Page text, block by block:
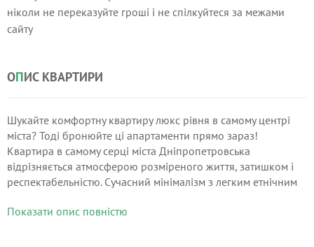
ніколи не переказуйте гроші і не спілкуйтеся за межами
сайту
ОПИС КВАРТИРИ
Шукайте комфортну квартиру люкс рівня в самому центрі
міста? Тоді бронюйте ці апартаменти прямо зараз!
Квартира в самому серці міста Дніпропетровська
відрізняється атмосферою розміреного життя, затишком і
респектабельністю. Сучасний мінімалізм з легким етнічним
інтер'єру квартири.
Показати опис повністю